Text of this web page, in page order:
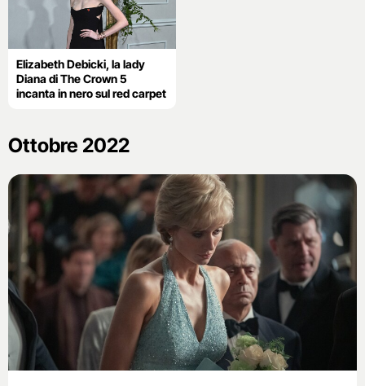
Elizabeth Debicki, la lady
Diana di The Crown 5
incanta in nero sul red carpet
Ottobre 2022